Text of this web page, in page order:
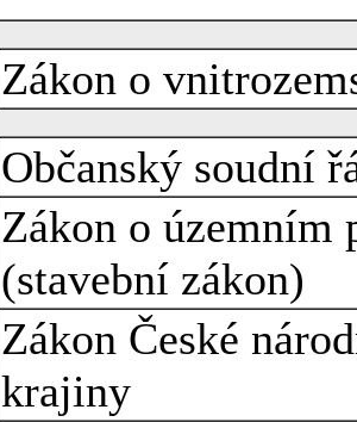
Zákon o
Občanský soudní
Zákon o územním
(stavební zákon)
Zákon České
krajiny